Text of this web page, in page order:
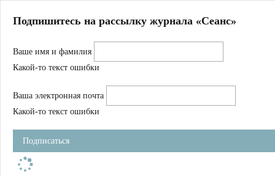
Магазин
Журнал
Школа
Устав
Фильмы
Имена
Тэги
Подпишитесь на рассылку журнала «Сеанс»
Ваше имя и фамилия
Какой-то текст ошибки
Ваша электронная почта
Какой-то текст ошибки
Подписаться